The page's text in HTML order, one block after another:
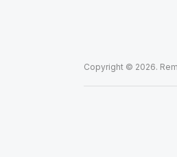
Copyright © 2026.